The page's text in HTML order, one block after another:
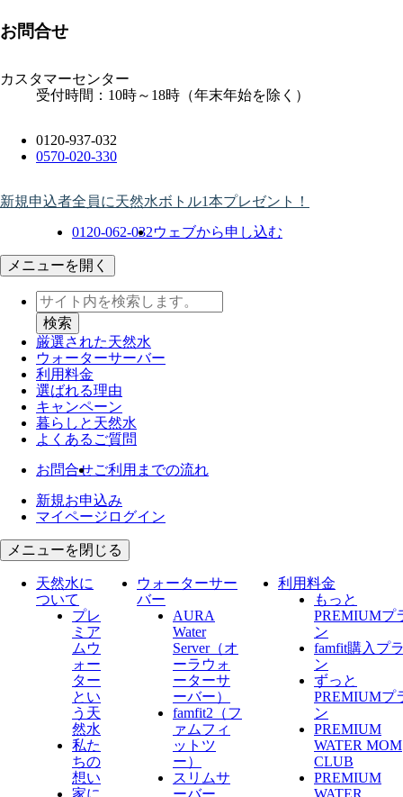
お問合せ
カスタマーセンター
受付時間：10時～18時（年末年始を除く）
0120-937-032
0570-020-330
新規申込者全員に天然水ボトル1本プレゼント！
0120-062-032ウェブから申し込む
メニューを開く
厳選された天然水
ウォーターサーバー
利用料金
選ばれる理由
キャンペーン
暮らしと天然水
よくあるご質問
お問合せご利用までの流れ
新規お申込み
マイページログイン
メニューを閉じる
天然水に
ついて
プレ
ミア
ムウ
ォー
ター
とい
う天
然水
私た
ちの
想い
ウォーターサー
バー
AURA
Water
Server​（オ
ーラウォ
ーターサ
ーバー）
famfit2（フ
ァムフィ
ットツ
ー）
スリムサ
利用料金
もっと
PREMIUMプ
ン
famfit購入プ
ン
ずっと
PREMIUMプ
ン
PREMIUM
WATER MOM
CLUB
PREMIUM